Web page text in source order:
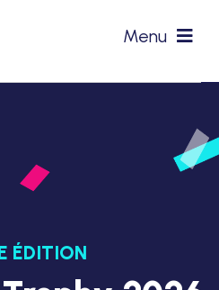
Menu
ÉDITION